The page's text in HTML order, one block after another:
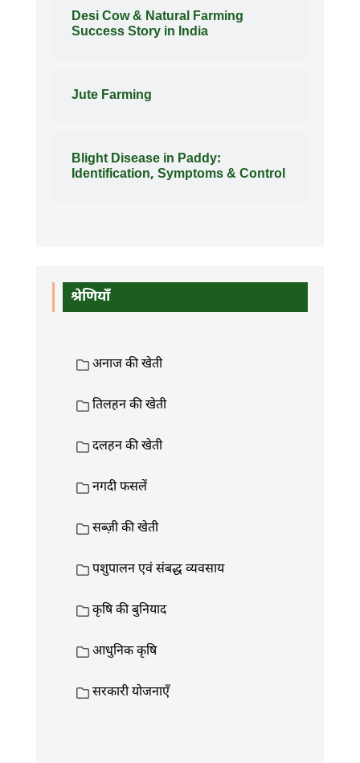
Desi Cow & Natural Farming
Success Story in India
Jute Farming
Blight Disease in Paddy:
Identification, Symptoms & Control
श्रेणियाँ
अनाज की खेती
तिलहन की खेती
दलहन की खेती
नगदी फसलें
सब्ज़ी की खेती
पशुपालन एवं संबद्ध व्यवसाय
कृषि की बुनियाद
आधुनिक कृषि
सरकारी योजनाएँ